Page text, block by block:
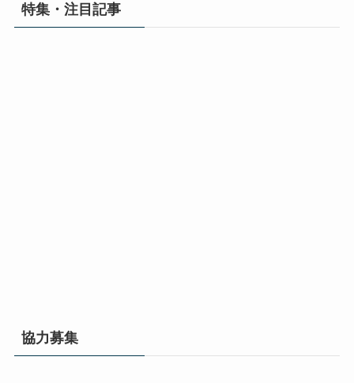
特集・注目記事
協力募集